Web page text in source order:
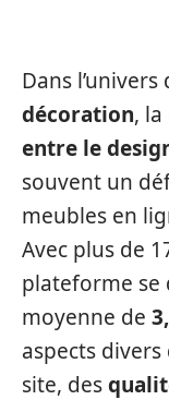
Dans l’univers
décoration, la
entre le
souvent un
meubles en
Avec plus de
plateforme se
moyenne de
aspects divers
site, des